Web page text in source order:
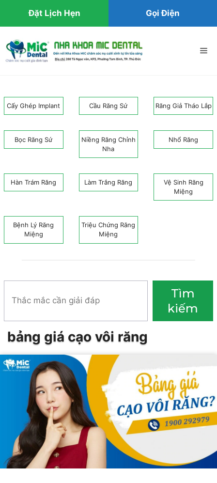
đến
Cấy Ghép Implant Cầu Răng Sứ Răng Giả Tháo Lắp
Bọc Răng Sứ
Niềng Răng Chỉnh
Nha
Nhổ Răng
Hàn Trám Răng Làm Trắng Răng
Vệ Sinh Răng
Miệng
Bệnh Lý Răng
Miệng
Triệu Chứng Răng
Miệng
kiếm
Tìm
kiếm
bảng giá cạo vôi răng
Đặt Lịch Hẹn Gọi Điện